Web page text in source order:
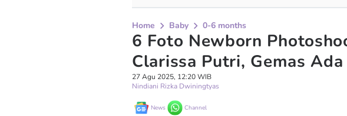
Home Baby 0-6 months
6 Foto Newborn
Clarissa Putri, Gemas
27 Agu 2025, 12:20 WIB
Nindiani Rizka Dwiningtyas
News Channel